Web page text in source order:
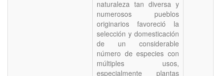
naturaleza tan diversa y
numerosos pueblos
originarios favoreció la
selección y domesticación
de un considerable
número de especies con
múltiples usos,
especialmente plantas